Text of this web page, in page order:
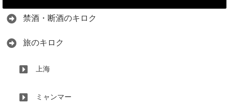
禁酒・断酒のキロク
旅のキロク
上海
ミャンマー